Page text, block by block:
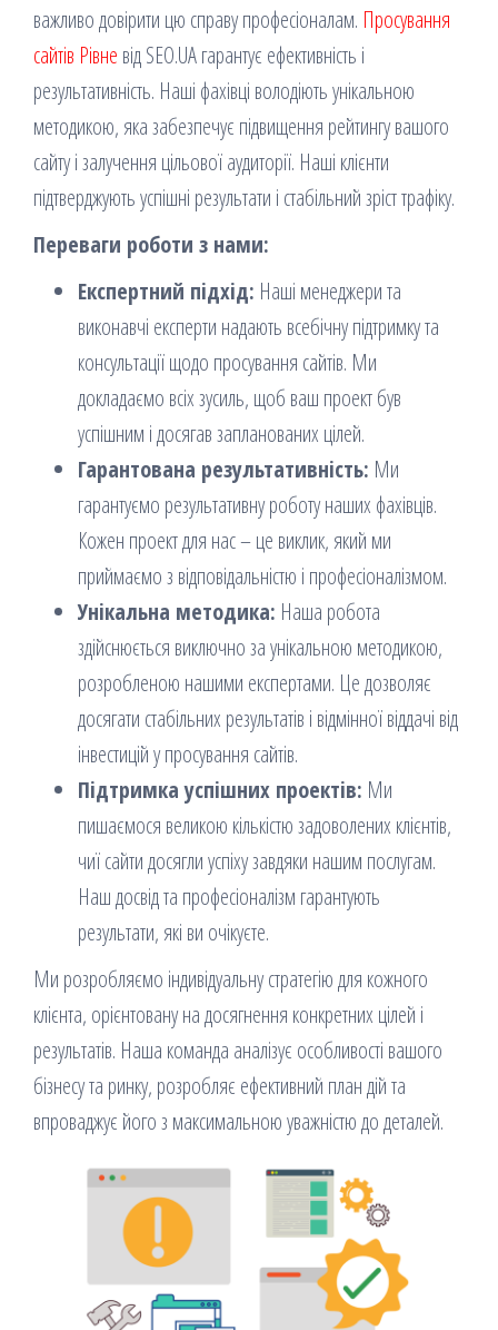
важливо довірити цю справу професіоналам. Просування
сайтів Рівне від SEO.UA гарантує ефективність і
результативність. Наші фахівці володіють унікальною
методикою, яка забезпечує підвищення рейтингу вашого
сайту і залучення цільової аудиторії. Наші клієнти
підтверджують успішні результати і стабільний зріст трафіку.
Переваги роботи з нами:
Експертний підхід: Наші менеджери та
виконавчі експерти надають всебічну підтримку та
консультації щодо просування сайтів. Ми
докладаємо всіх зусиль, щоб ваш проект був
успішним і досягав запланованих цілей.
Гарантована результативність: Ми
гарантуємо результативну роботу наших фахівців.
Кожен проект для нас – це виклик, який ми
приймаємо з відповідальністю і професіоналізмом.
Унікальна методика: Наша робота
здійснюється виключно за унікальною методикою,
розробленою нашими експертами. Це дозволяє
досягати стабільних результатів і відмінної віддачі від
інвестицій у просування сайтів.
Підтримка успішних проектів: Ми
пишаємося великою кількістю задоволених клієнтів,
чиї сайти досягли успіху завдяки нашим послугам.
Наш досвід та професіоналізм гарантують
результати, які ви очікуєте.
Ми розробляємо індивідуальну стратегію для кожного
клієнта, орієнтовану на досягнення конкретних цілей і
результатів. Наша команда аналізує особливості вашого
бізнесу та ринку, розробляє ефективний план дій та
впроваджує його з максимальною уважністю до деталей.